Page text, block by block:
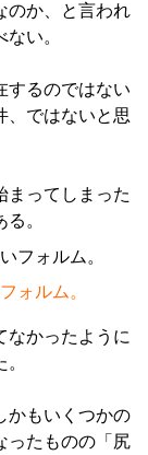
のか、と言われ
い。
するのではない
、ではないと思
まってしまった
。
ォルム。
なかったように
かもいくつかの
ったものの「尻